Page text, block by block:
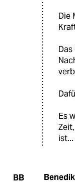
Die
Es
ist...
BB